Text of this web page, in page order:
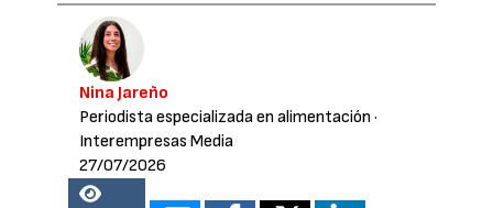
Nina Jareño
Periodista especializada en alimentación ·
Interempresas Media
27/07/2026